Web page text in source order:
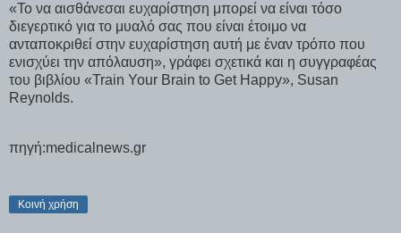
«Το να αισθάνεσαι ευχαρίστηση μπορεί να είναι τόσο
διεγερτικό για το μυαλό σας που είναι έτοιμο να
ανταποκριθεί στην ευχαρίστηση αυτή με έναν τρόπο που
ενισχύει την απόλαυση», γράφει σχετικά και η συγγραφέας
του βιβλίου «Train Your Brain to Get Happy», Susan
Reynolds.
πηγή:medicalnews.gr
Κοινή χρήση